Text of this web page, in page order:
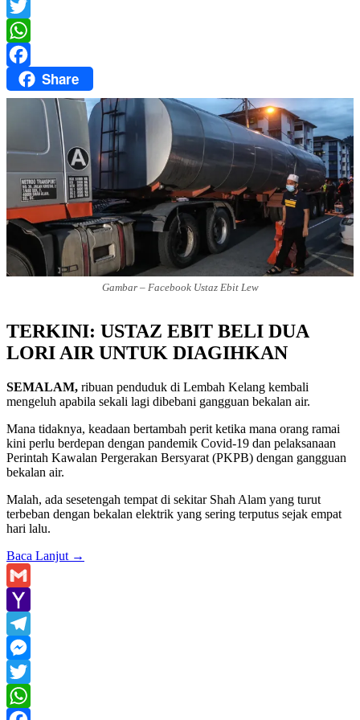
Messenger
Twitter
WhatsApp
FacebookShare
Gambar – Facebook Ustaz Ebit Lew
TERKINI: USTAZ EBIT BELI DUA
LORI AIR UNTUK DIAGIHKAN
SEMALAM, ribuan penduduk di Lembah Kelang kembali
mengeluh apabila sekali lagi dibebani gangguan bekalan air.
Mana tidaknya, keadaan bertambah perit ketika mana orang ramai
kini perlu berdepan dengan pandemik Covid-19 dan pelaksanaan
Perintah Kawalan Pergerakan Bersyarat (PKPB) dengan gangguan
bekalan air.
Malah, ada sesetengah tempat di sekitar Shah Alam yang turut
terbeban dengan bekalan elektrik yang sering terputus sejak empat
hari lalu.
Baca Lanjut →
Gmail
Yahoo
Mail
Telegram
Messenger
Twitter